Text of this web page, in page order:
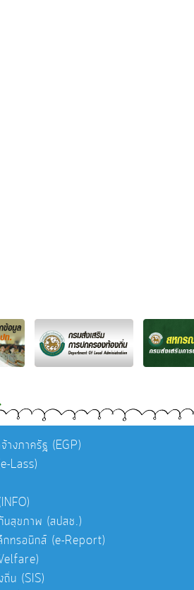
างภาครัฐ (EGP)
Lass)
นสุขภาพ (สปสช.)
กทรอนิกส์ (e-Report)
ถิ่น (SIS)